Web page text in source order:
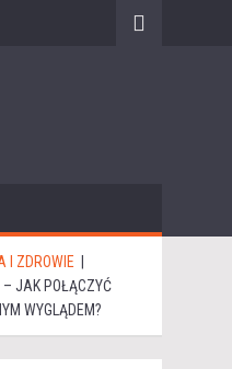
I ZDROWIE
JAK POŁĄCZYĆ
WYGLĄDEM?